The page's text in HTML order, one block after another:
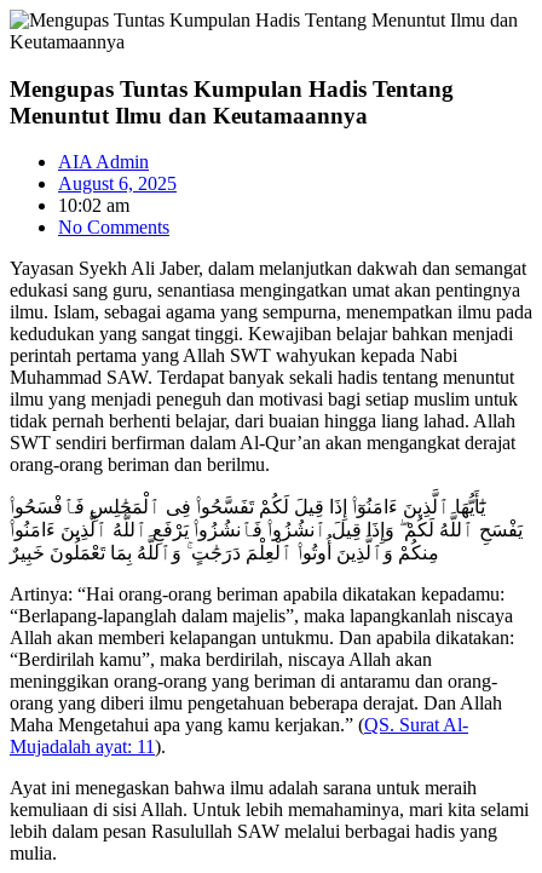
Skip
to
Mengupas Tuntas Kumpulan Hadis Tentang
Menuntut Ilmu dan Keutamaannya
AIA Admin
August 6, 2025
10:02 am
No Comments
Yayasan Syekh Ali Jaber, dalam melanjutkan dakwah dan semangat
edukasi sang guru, senantiasa mengingatkan umat akan pentingnya
ilmu. Islam, sebagai agama yang sempurna, menempatkan ilmu pada
kedudukan yang sangat tinggi. Kewajiban belajar bahkan menjadi
perintah pertama yang Allah SWT wahyukan kepada Nabi
Muhammad SAW. Terdapat banyak sekali hadis tentang menuntut
ilmu yang menjadi peneguh dan motivasi bagi setiap muslim untuk
tidak pernah berhenti belajar, dari buaian hingga liang lahad. Allah
SWT sendiri berfirman dalam Al-Qur’an akan mengangkat derajat
orang-orang beriman dan berilmu.
يَٰٓأَيُّهَا ٱلَّذِينَ ءَامَنُوٓا۟ إِذَا قِيلَ لَكُمْ تَفَسَّحُوا۟ فِى ٱلْمَجَٰلِسِ فَٱفْسَحُوا۟
يَفْسَحِ ٱللَّهُ لَكُمْ ۖ وَإِذَا قِيلَ ٱنشُزُوا۟ فَٱنشُزُوا۟ يَرْفَعِ ٱللَّهُ ٱلَّذِينَ ءَامَنُوا۟
مِنكُمْ وَٱلَّذِينَ أُوتُوا۟ ٱلْعِلْمَ دَرَجَٰتٍ ۚ وَٱللَّهُ بِمَا تَعْمَلُونَ خَبِيرٌ
Artinya: “Hai orang-orang beriman apabila dikatakan kepadamu:
“Berlapang-lapanglah dalam majelis”, maka lapangkanlah niscaya
Allah akan memberi kelapangan untukmu. Dan apabila dikatakan:
“Berdirilah kamu”, maka berdirilah, niscaya Allah akan
meninggikan orang-orang yang beriman di antaramu dan orang-
orang yang diberi ilmu pengetahuan beberapa derajat. Dan Allah
Maha Mengetahui apa yang kamu kerjakan.” (QS. Surat Al-
Mujadalah ayat: 11).
Ayat ini menegaskan bahwa ilmu adalah sarana untuk meraih
kemuliaan di sisi Allah. Untuk lebih memahaminya, mari kita selami
lebih dalam pesan Rasulullah SAW melalui berbagai hadis yang
mulia.